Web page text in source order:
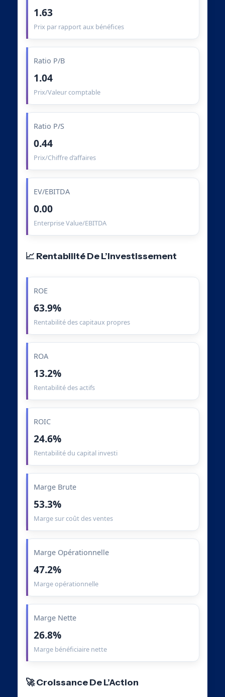
1.63
Prix par rapport aux bénéfices
Ratio P/B
1.04
Prix/Valeur comptable
Ratio P/S
0.44
Prix/Chiffre d’affaires
EV/EBITDA
0.00
Enterprise Value/EBITDA
📈 Rentabilité De L’Investissement
ROE
63.9%
Rentabilité des capitaux propres
ROA
13.2%
Rentabilité des actifs
ROIC
24.6%
Rentabilité du capital investi
Marge Brute
53.3%
Marge sur coût des ventes
Marge Opérationnelle
47.2%
Marge opérationnelle
Marge Nette
26.8%
Marge bénéficiaire nette
🚀 Croissance De L’Action